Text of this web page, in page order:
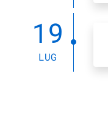
19
LUG